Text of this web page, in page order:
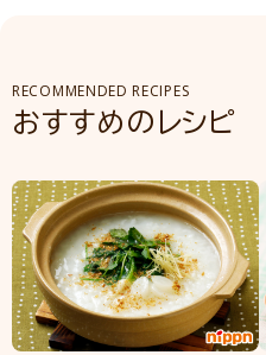
RECOMMENDED RECIPES
おすすめのレシピ